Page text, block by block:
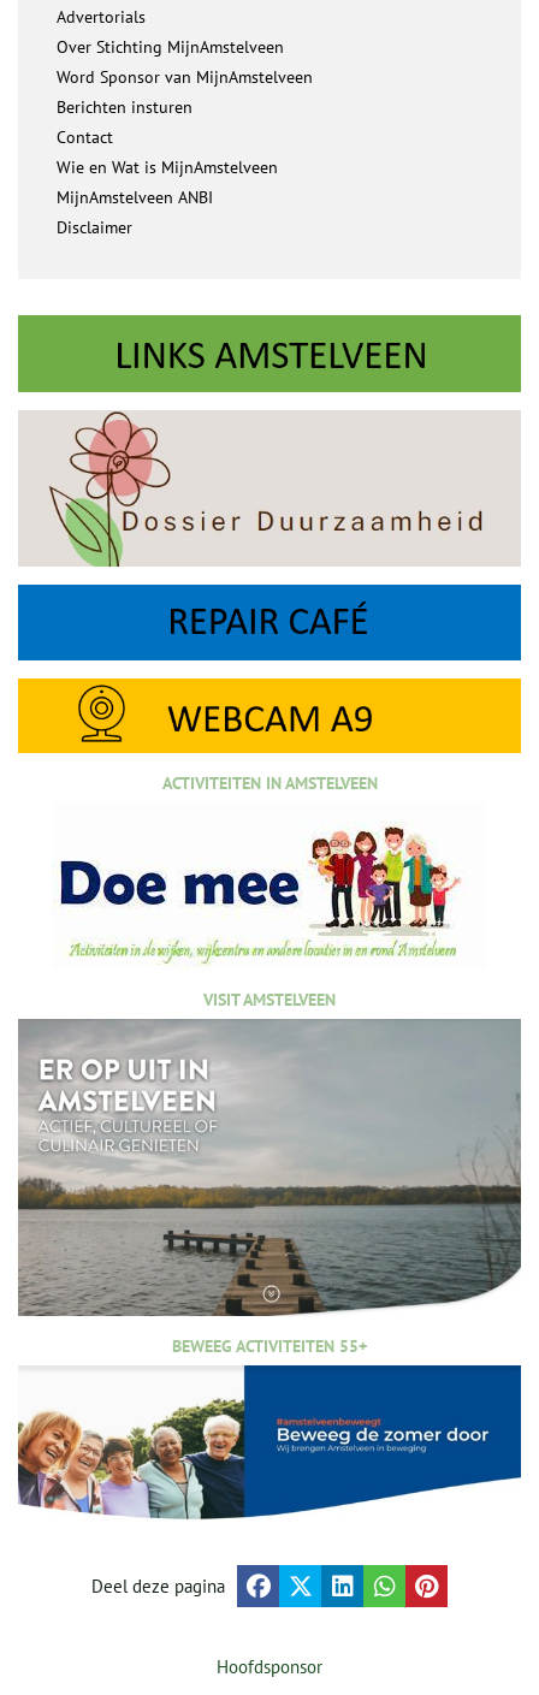
Advertorials
Over Stichting MijnAmstelveen
Word Sponsor van MijnAmstelveen
Berichten insturen
Contact
Wie en Wat is MijnAmstelveen
MijnAmstelveen ANBI
Disclaimer
ACTIVITEITEN IN AMSTELVEEN
VISIT AMSTELVEEN
BEWEEG ACTIVITEITEN 55+
Deel deze pagina
Hoofdsponsor